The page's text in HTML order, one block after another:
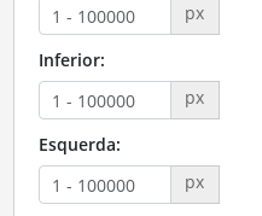
px
Inferior:
px
Esquerda:
px